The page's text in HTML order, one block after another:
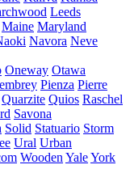
Leeds
Maine Maryland
Navora Neve
Oneway Otawa
Pienza Pierre
Quarzite Quios Raschel
Savona
Solid Statuario Storm
Ural Urban
Wooden YaleYork